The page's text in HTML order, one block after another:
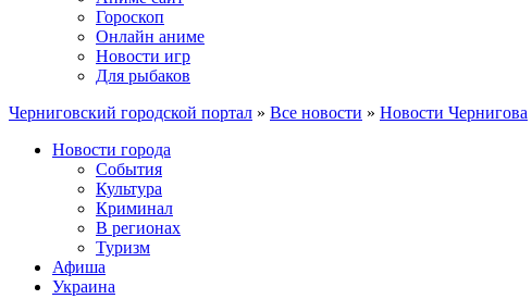
Гороскоп
Онлайн аниме
Новости игр
Для рыбаков
Черниговский городской портал » Все новости » Новости Чернигова
Новости города
События
Культура
Криминал
В регионах
Туризм
Афиша
Украина